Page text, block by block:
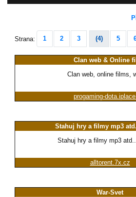
Strana: 1 2 3 (4) 5
Clan web & Online
Clan web, online films,
progaming-
Stahuj hry a filmy mp3
Stahuj hry a filmy mp3
alltorent.7x.cz
War-Svet